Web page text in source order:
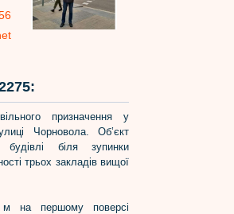
призначення у
Чорновола. Об’єкт
біля зупинки
трьох закладів вищої
на першому поверсі